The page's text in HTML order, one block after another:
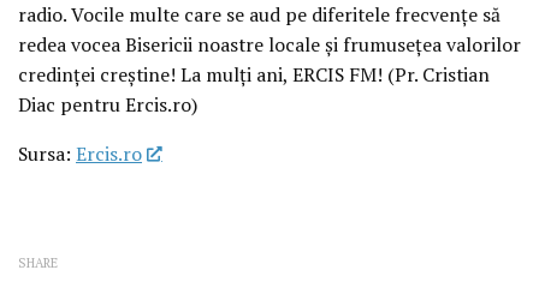
radio. Vocile multe care se aud pe diferitele frecvențe să
redea vocea Bisericii noastre locale și frumusețea valorilor
credinței creștine! La mulți ani, ERCIS FM! (Pr. Cristian
Diac pentru Ercis.ro)
Sursa: Ercis.ro
SHARE